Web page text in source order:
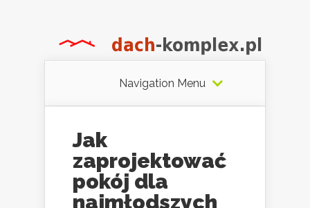
Navigation Menu
Jak
zaprojektować
pokój dla
najmłodszych